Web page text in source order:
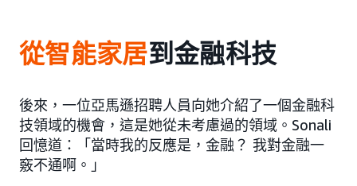
從智能家居到金融科技
後來，一位亞馬遜招聘人員向她介紹了一個金融科
技領域的機會，這是她從未考慮過的領域。Sonali
回憶道：「當時我的反應是，金融？ 我對金融一
竅不通啊。」